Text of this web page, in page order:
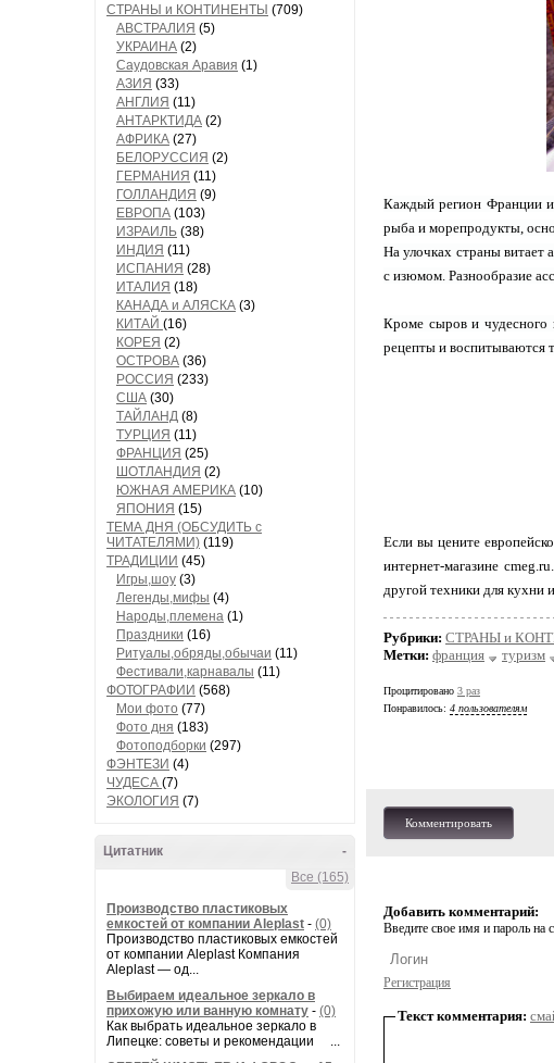
СТРАНЫ и КОНТИНЕНТЫ (709)
АВСТРАЛИЯ (5)
УКРАИНА (2)
Саудовская Аравия (1)
АЗИЯ (33)
АНГЛИЯ (11)
АНТАРКТИДА (2)
АФРИКА (27)
БЕЛОРУССИЯ (2)
ГЕРМАНИЯ (11)
ГОЛЛАНДИЯ (9)
ЕВРОПА (103)
ИЗРАИЛЬ (38)
ИНДИЯ (11)
ИСПАНИЯ (28)
ИТАЛИЯ (18)
КАНАДА и АЛЯСКА (3)
КИТАЙ (16)
КОРЕЯ (2)
ОСТРОВА (36)
РОССИЯ (233)
США (30)
ТАЙЛАНД (8)
ТУРЦИЯ (11)
ФРАНЦИЯ (25)
ШОТЛАНДИЯ (2)
ЮЖНАЯ АМЕРИКА (10)
ЯПОНИЯ (15)
ТЕМА ДНЯ (ОБСУДИТЬ с
ЧИТАТЕЛЯМИ) (119)
ТРАДИЦИИ (45)
Игры,шоу (3)
Легенды,мифы (4)
Народы,племена (1)
Праздники (16)
Ритуалы,обряды,обычаи (11)
Фестивали,карнавалы (11)
ФОТОГРАФИИ (568)
Мои фото (77)
Фото дня (183)
Фотоподборки (297)
ФЭНТЕЗИ (4)
ЧУДЕСА (7)
ЭКОЛОГИЯ (7)
-
Цитатник
Все (165)
Производство пластиковых
емкостей от компании Aleplast - (0)
Производство пластиковых емкостей
от компании Aleplast Компания
Aleplast — од...
Выбираем идеальное зеркало в
прихожую или ванную комнату - (0)
Как выбрать идеальное зеркало в
Липецке: советы и рекомендации ...
Каждый регион Франции
рыба и морепродукты,
На улочках страны витает
с изюмом. Разнообразие
Кроме сыров и чудесного
рецепты и воспитываются
Если вы цените
интернет-магазине
другой техники для кухни
Рубрики: СТРАНЫ и
Метки: франция туризм
Процитировано 3 раз
Понравилось: 4 пользователям
Комментировать
Добавить комментарий:
Введите свое имя и пароль на
Регистрация
Текст комментария: